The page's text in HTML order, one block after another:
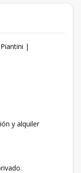
|
y alquiler